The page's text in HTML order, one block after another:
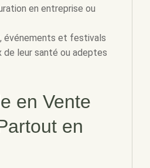
en entreprise ou
événements et festivals
leur santé ou adeptes
en Vente
en